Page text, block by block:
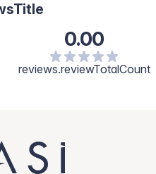
0.00
reviews.reviewTotalCount